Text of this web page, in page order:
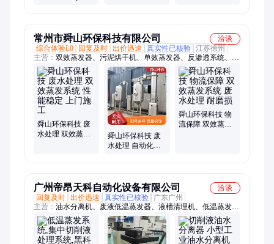
常州市舜山环保科技有限公司
洽谈
综合体验L0
回复及时 出价迅速 真实性已核验 江苏徐州
主营： 双效蒸发器、污泥烘干机、单效蒸发器、反渗透系统、三
效蒸发器、mvr蒸发器、精馏塔
舜山环保科技 废
水处理 双效蒸发
舜山环保科技 废
水处理 自动化程
舜山环保科技 物
流保障 双效蒸发
广州帝昂天科自动化设备有限公司
洽谈
回复及时 出价迅速 真实性已核验
广东广州
主营： 油水分离机、废液低温蒸发器、液槽清理机、低温蒸发系
统、清渣换液机